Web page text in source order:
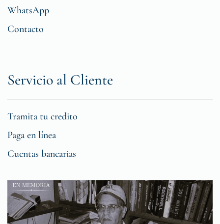
WhatsApp
Contacto
Servicio al Cliente
Tramita tu credito
Paga en línea
Cuentas bancarias